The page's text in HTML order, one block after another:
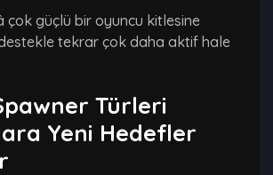
çok güçlü bir oyuncu kitlesine
tekrar çok daha aktif hale
Türleri
Yeni Hedefler